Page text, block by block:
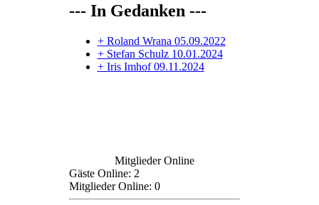
--- In Gedanken ---
+ Roland Wrana 05.09.2022
+ Stefan Schulz 10.01.2024
+ Iris Imhof 09.11.2024
Mitglieder Online
Gäste Online: 2
Mitglieder Online: 0